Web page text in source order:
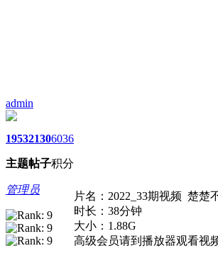
admin
1953
主题
2130
帖子
6036
积分
管理员
片名：2022_33期视频 楚楚
时长：38分钟
大小：1.88G
高级会员请到播放器观看视